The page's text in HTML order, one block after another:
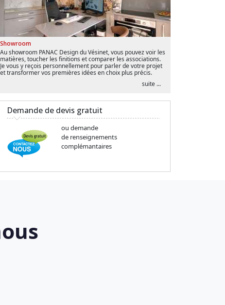
Showroom
Au showroom PANAC Design du Vésinet, vous pouvez voir les
matières, toucher les finitions et comparer les associations.
Je vous y reçois personnellement pour parler de votre projet
et transformer vos premières idées en choix plus précis.
suite ...
Demande de devis gratuit
ou demande
de renseignements
complémantaires